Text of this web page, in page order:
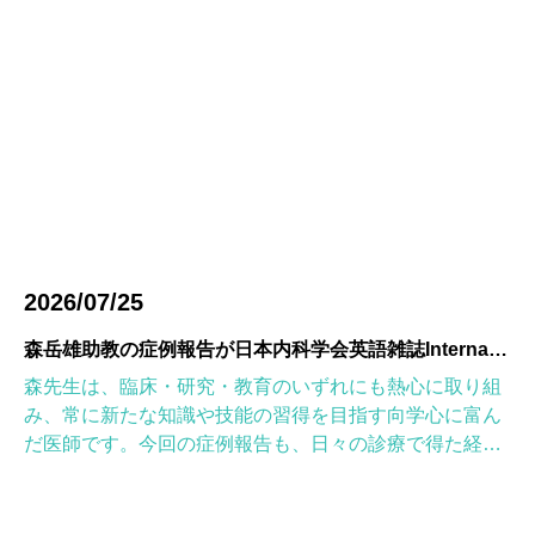
2026/07/25
森岳雄助教の症例報告が日本内科学会英語雑誌Internal Medicineに掲載されました
森先生は、臨床・研究・教育のいずれにも熱心に取り組
み、常に新たな知識や技能の習得を目指す向学心に富ん
だ医師です。今回の症例報告も、日々の診療で得た経験